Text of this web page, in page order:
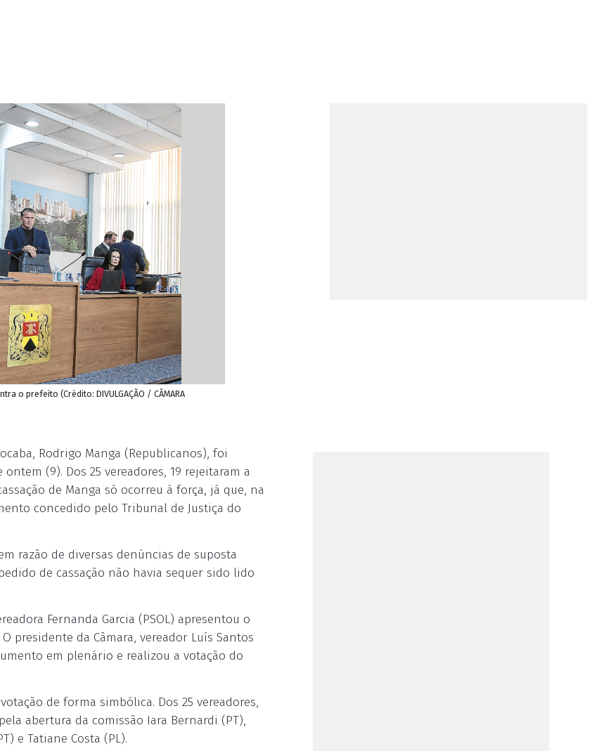
o prefeito (Crédito: DIVULGAÇÃO / CÂMARA
Rodrigo Manga (Republicanos), foi
(9). Dos 25 vereadores, 19 rejeitaram a
de Manga só ocorreu à força, já que, na
concedido pelo Tribunal de Justiça do
razão de diversas denúncias de suposta
de cassação não havia sequer sido lido
Fernanda Garcia (PSOL) apresentou o
presidente da Câmara, vereador Luís Santos
em plenário e realizou a votação do
de forma simbólica. Dos 25 vereadores,
abertura da comissão Iara Bernardi (PT),
e Tatiane Costa (PL).